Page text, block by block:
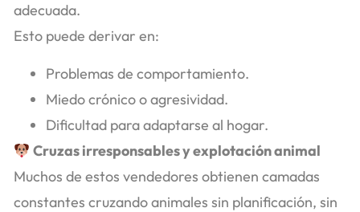
adecuada.
Esto puede derivar en:
Problemas de comportamiento.
Miedo crónico o agresividad.
Dificultad para adaptarse al hogar.
Cruzas irresponsables y explotación animal
Muchos de estos vendedores obtienen camadas
constantes cruzando animales sin planificación, sin